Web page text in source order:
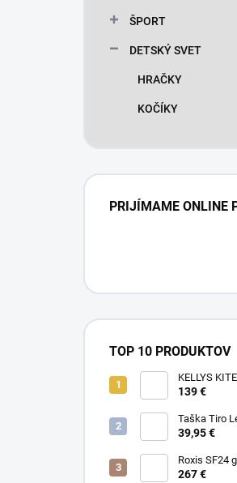
ŠPORT
DETSKÝ SVET
HRAČKY
KOČÍKY
PRIJÍMAME ONLINE
TOP 10 PRODUKTOV
KELLYS
YELLOW
139 €
Taška Tiro
Large
39,95 €
Roxis SF24
267 €